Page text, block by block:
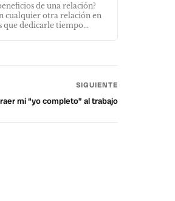
de una relación?
cualquier otra relación en
que dedicarle tiempo...
SIGUIENTE
mi “yo completo” al trabajo